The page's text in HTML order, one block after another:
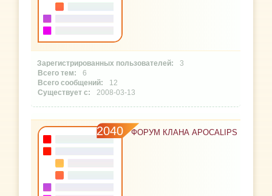
3
6
12
2008-03-13
2040 ФОРУМ КЛАНА APOCALIPS